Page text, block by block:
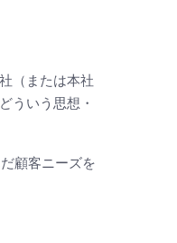
（または本社
ういう思想・
顧客ニーズを